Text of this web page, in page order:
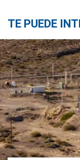
TE PUEDE